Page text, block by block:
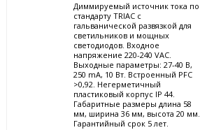
Диммируемый источник тока по
стандарту TRIAC с
гальванической развязкой для
светильников и мощных
светодиодов. Входное
напряжение 220-240 VAC.
Выходные параметры: 27-40 В,
250 mА, 10 Вт. Встроенный PFC
>0,92. Негерметичный
пластиковый корпус IP 44.
Габаритные размеры длина 58
мм, ширина 36 мм, высота 20 мм.
Гарантийный срок 5 лет.